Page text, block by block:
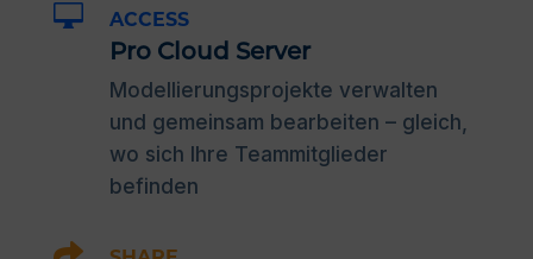
 ACCESS
Pro Cloud Server
Modellierungsprojekte verwalten
und gemeinsam bearbeiten – gleich,
wo sich Ihre Teammitglieder
befinden